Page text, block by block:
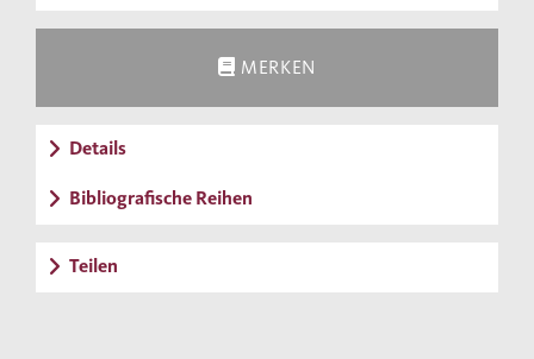
MERKEN
Details
Bibliografische Reihen
Teilen